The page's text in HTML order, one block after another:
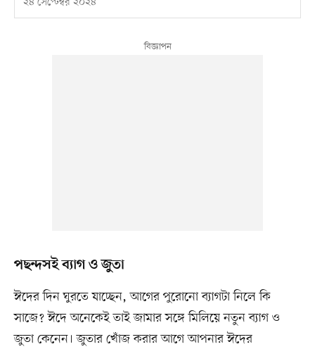
পছন্দসই ব্যাগ ও জুতা
ঈদের দিন ঘুরতে যাচ্ছেন, আগের পুরোনো ব্যাগটা নিলে কি
সাজে? ঈদে অনেকেই তাই জামার সঙ্গে মিলিয়ে নতুন ব্যাগ ও
জুতা কেনেন। জুতার খোঁজ করার আগে আপনার ঈদের